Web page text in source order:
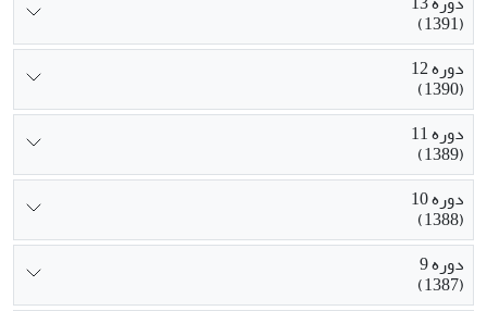
(1391)
دوره 12
(1390)
دوره 11
(1389)
دوره 10
(1388)
دوره 9
(1387)